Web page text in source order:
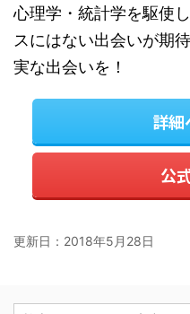
心理学・統計学を駆使
スにはない出会いが期
実な出会いを！
詳細
公
更新日： 2018年5月28日